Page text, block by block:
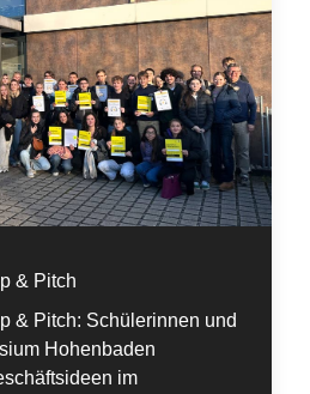
& Pitch
& Pitch: Schülerinnen und
Hohenbaden
im